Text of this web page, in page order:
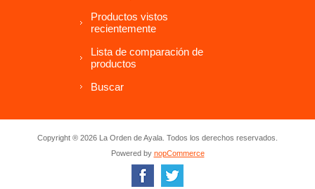
Productos vistos
recientemente
Lista de comparación de
productos
Buscar
Copyright ® 2026 La Orden de Ayala. Todos los derechos reservados.
Powered by nopCommerce